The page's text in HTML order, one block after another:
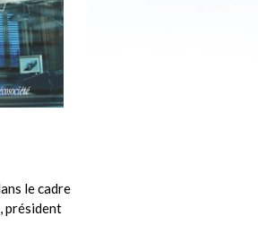
le cadre
président